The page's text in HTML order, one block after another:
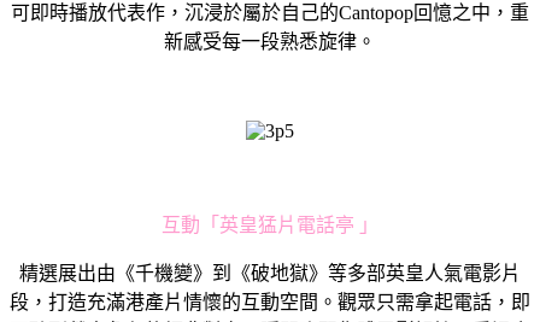
可即時播放代表作，沉浸於屬於自己的Cantopop回憶之中，重
新感受每一段熟悉旋律。
互動「英皇猛片電話亭 」
精選展出由《千機變》到《破地獄》等多部英皇人氣電影片
段，打造充滿港產片情懷的互動空間。觀眾只需拿起電話，即